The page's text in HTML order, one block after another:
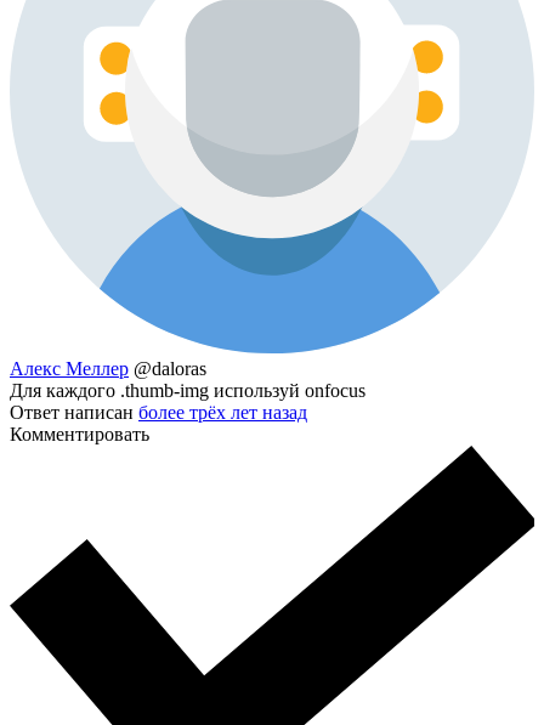
Алекс Меллер @daloras
Для каждого .thumb-img используй onfocus
Ответ написан более трёх лет назад
Комментировать